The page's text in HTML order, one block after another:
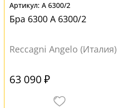
A 6300/2
Бра 6300 A 6300/2
Reccagni Angelo (Италия)
63 090 ₽